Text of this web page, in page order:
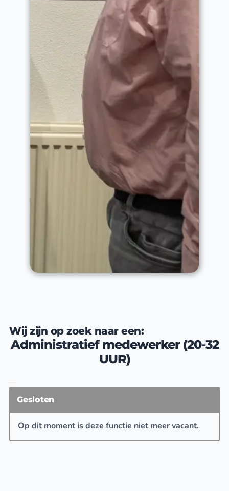
Wij zijn op zoek naar een:
Administratief medewerker (20-32
UUR)
Gesloten
Op dit moment is deze functie niet meer vacant.